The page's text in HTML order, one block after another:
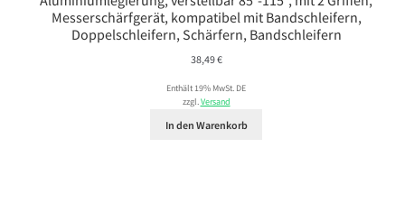
Messerschärfgerät, kompatibel mit Bandschleifern,
Doppelschleifern, Schärfern, Bandschleifern
38,49€
Enthält 19% MwSt. DE
zzgl.Versand
In den Warenkorb